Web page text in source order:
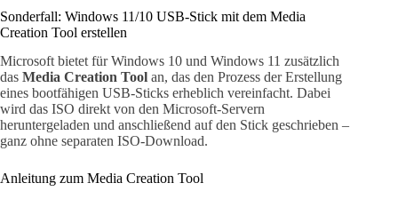
Sonderfall: Windows 11/10 USB-Stick mit dem Media
Creation Tool erstellen
Microsoft bietet für Windows 10 und Windows 11 zusätzlich
das Media Creation Tool an, das den Prozess der Erstellung
eines bootfähigen USB-Sticks erheblich vereinfacht. Dabei
wird das ISO direkt von den Microsoft-Servern
heruntergeladen und anschließend auf den Stick geschrieben –
ganz ohne separaten ISO-Download.
Anleitung zum Media Creation Tool